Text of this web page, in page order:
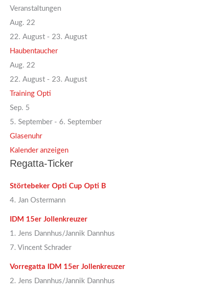
Veranstaltungen
Aug. 22
22. August - 23. August
Haubentaucher
Aug. 22
22. August - 23. August
Training Opti
Sep. 5
5. September- 6. September
Glasenuhr
Kalender anzeigen
Regatta-Ticker
Störtebeker Opti Cup Opti B
4. Jan Ostermann
IDM 15er Jollenkreuzer
1. Jens Dannhus/Jannik Dannhus
7. Vincent Schrader
Vorregatta IDM 15er Jollenkreuzer
2. Jens Dannhus/Jannik Dannhus